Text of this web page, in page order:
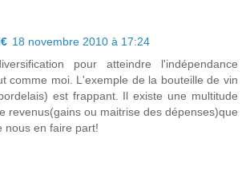
18 novembre 2010 à 17:24
pour atteindre l'indépendance
comme moi. L'exemple de la bouteille de vin
est frappant. Il existe une multitude
revenus(gains ou maitrise des dépenses)que
nous en faire part!